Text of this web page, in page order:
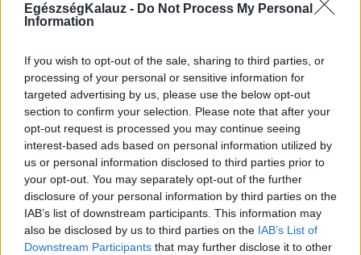
EgészségKalauz - Do Not Process My Personal
Information
If you wish to opt-out of the sale, sharing to third parties, or
processing of your personal or sensitive information for
targeted advertising by us, please use the below opt-out
section to confirm your selection. Please note that after your
opt-out request is processed you may continue seeing
interest-based ads based on personal information utilized by
us or personal information disclosed to third parties prior to
your opt-out. You may separately opt-out of the further
disclosure of your personal information by third parties on the
IAB’s list of downstream participants. This information may
also be disclosed by us to third parties on the IAB’s List of
Downstream Participants that may further disclose it to other
Életmódváltás
Kutatás
Hírek
Videók
Kisállatok egészsége
#allergia #influenza#cukorbetegség
#orvosmeteorológia#vérnyomás#stroke#rákbetegség
#pajzsmirigy#reflux#ekcéma#herpesz
Regisztráció